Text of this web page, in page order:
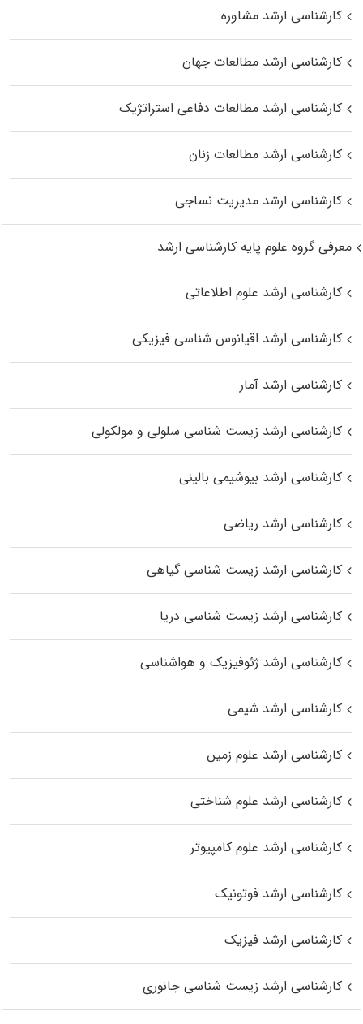
کارشناسی ارشد مشاوره
کارشناسی ارشد مطالعات جهان
کارشناسی ارشد مطالعات دفاعی استراتژیک
کارشناسی ارشد مطالعات زنان
کارشناسی ارشد مدیریت نساجی
معرفی گروه علوم پایه کارشناسی ارشد
کارشناسی ارشد علوم اطلاعاتی
کارشناسی ارشد اقیانوس‌ شناسی فیزیکی
کارشناسی ارشد آمار
کارشناسی ارشد زیست شناسی سلولی و مولکولی
کارشناسی ارشد بیوشیمی بالینی
کارشناسی ارشد ریاضی
کارشناسی ارشد زیست‌ شناسی گیاهی
کارشناسی ارشد زیست‌ شناسی دریا
کارشناسی ارشد ژئوفیزیک و هواشناسی
کارشناسی ارشد شیمی
کارشناسی ارشد علوم زمین
کارشناسی ارشد علوم شناختی
کارشناسی ارشد علوم کامپیوتر
کارشناسی ارشد فوتونیک
کارشناسی ارشد فیزیک
کارشناسی ارشد زیست‌ شناسی جانوری